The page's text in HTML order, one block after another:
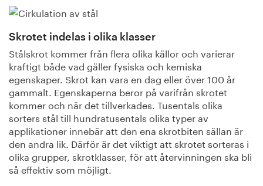
Skrotet indelas i olika klasser
Stålskrot kommer från flera olika källor och varierar
kraftigt både vad gäller fysiska och kemiska
egenskaper. Skrot kan vara en dag eller över 100 år
gammalt. Egenskaperna beror på varifrån skrotet
kommer och när det tillverkades. Tusentals olika
sorters stål till hundratusentals olika typer av
applikationer innebär att den ena skrotbiten sällan är
den andra lik. Därför är det viktigt att skrotet sorteras i
olika grupper, skrotklasser, för att återvinningen ska bli
så effektiv som möjligt.